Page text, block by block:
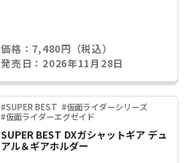
価格：7,480円（税込）
発売日：2026年11月28日
#SUPER BEST #仮面ライダーシリーズ
#仮面ライダーエグゼイド
SUPER BEST DXガシャットギア デュ
アル＆ギアホルダー